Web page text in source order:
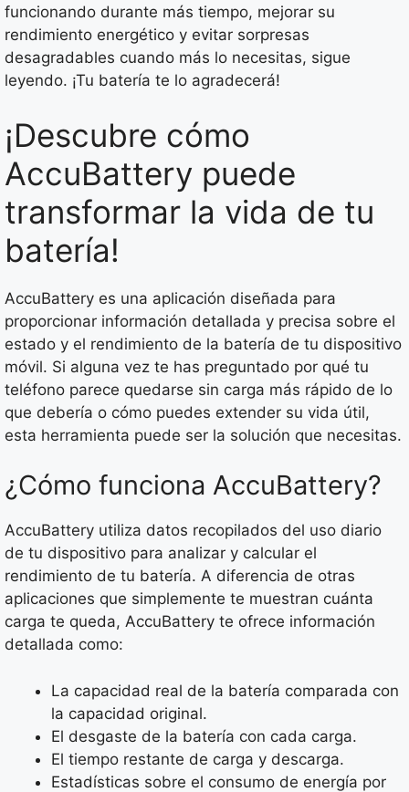
funcionando durante más tiempo, mejorar su
rendimiento energético y evitar sorpresas
desagradables cuando más lo necesitas, sigue
leyendo. ¡Tu batería te lo agradecerá!
¡Descubre cómo
AccuBattery puede
transformar la vida de tu
batería!
AccuBattery es una aplicación diseñada para
proporcionar información detallada y precisa sobre el
estado y el rendimiento de la batería de tu dispositivo
móvil. Si alguna vez te has preguntado por qué tu
teléfono parece quedarse sin carga más rápido de lo
que debería o cómo puedes extender su vida útil,
esta herramienta puede ser la solución que necesitas.
¿Cómo funciona AccuBattery?
AccuBattery utiliza datos recopilados del uso diario
de tu dispositivo para analizar y calcular el
rendimiento de tu batería. A diferencia de otras
aplicaciones que simplemente te muestran cuánta
carga te queda, AccuBattery te ofrece información
detallada como:
La capacidad real de la batería comparada con
la capacidad original.
El desgaste de la batería con cada carga.
El tiempo restante de carga y descarga.
Estadísticas sobre el consumo de energía por